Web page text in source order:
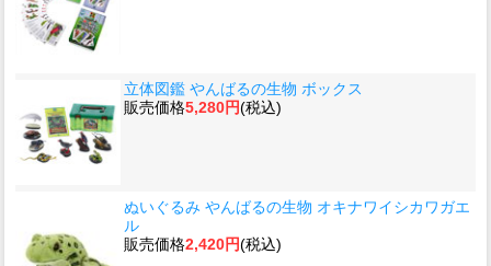
立体図鑑 やんばるの生物 ボックス
販売価格5,280円(税込)
ぬいぐるみ やんばるの生物 オキナワイシカワガエ
ル
販売価格2,420円(税込)